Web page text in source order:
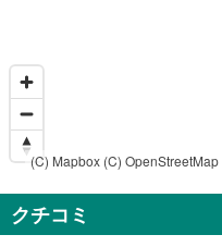
(C) Mapbox (C) OpenStreetMap
クチコミ